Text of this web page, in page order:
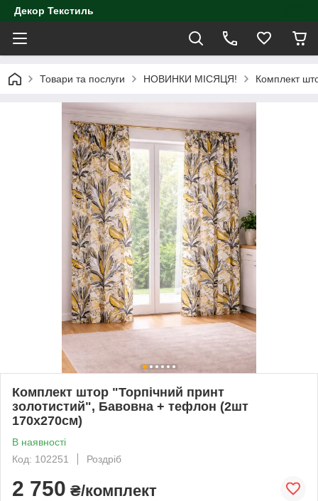
Декор Текстиль
Товари та послуги НОВИНКИ МІСЯЦЯ! Комплект
Комплект штор "Торпічний принт
золотистий", Бавовна + тефлон (2шт
170х270см)
В наявності
Код: 102251
Роздріб
2 750 ₴/комплект